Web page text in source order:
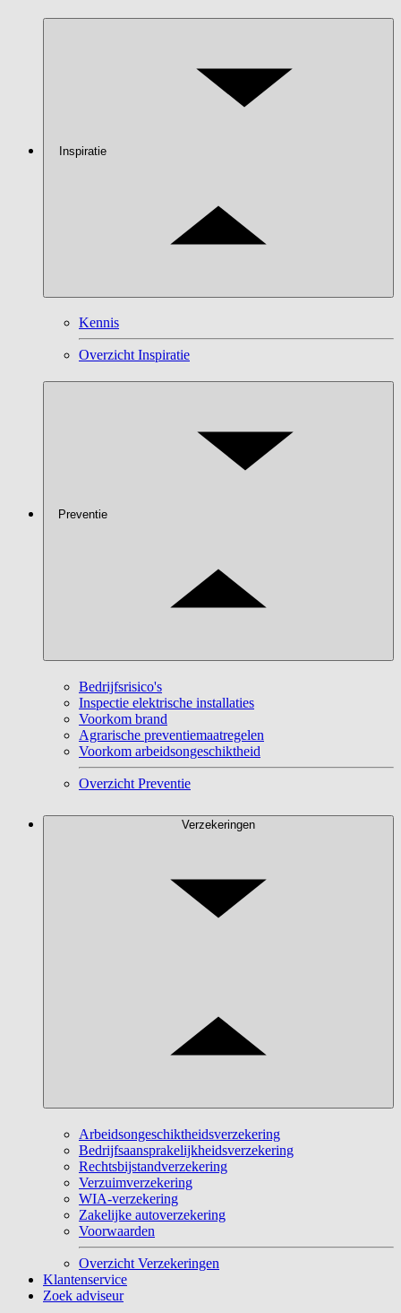
Inspiratie
Kennis
Overzicht Inspiratie
Preventie
Bedrijfsrisico's
Inspectie elektrische installaties
Voorkom brand
Agrarische preventiemaatregelen
Voorkom arbeidsongeschiktheid
Overzicht Preventie
Verzekeringen
Arbeidsongeschiktheidsverzekering
Bedrijfsaansprakelijkheidsverzekering
Rechtsbijstandverzekering
Verzuimverzekering
WIA-verzekering
Zakelijke autoverzekering
Voorwaarden
Overzicht Verzekeringen
Klantenservice
Zoek adviseur